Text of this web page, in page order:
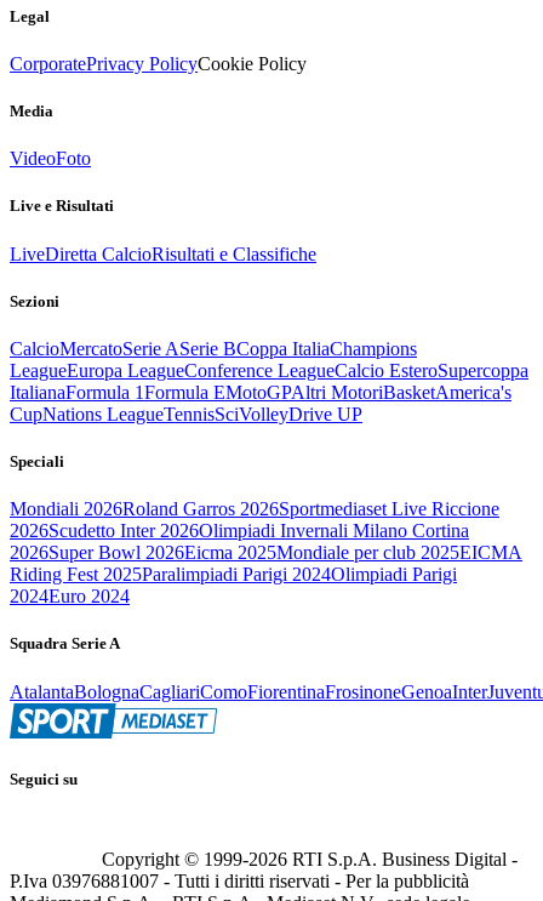
Legal
CorporatePrivacy PolicyCookie Policy
Media
VideoFoto
Live e Risultati
LiveDiretta CalcioRisultati e Classifiche
Sezioni
CalcioMercatoSerie ASerie BCoppa ItaliaChampions
LeagueEuropa LeagueConference LeagueCalcio EsteroSupercoppa
ItalianaFormula 1Formula EMotoGPAltri MotoriBasketAmerica's
CupNations LeagueTennisSciVolleyDrive UP
Speciali
Mondiali 2026Roland Garros 2026Sportmediaset Live Riccione
2026Scudetto Inter 2026Olimpiadi Invernali Milano Cortina
2026Super Bowl 2026Eicma 2025Mondiale per club 2025EICMA
Riding Fest 2025Paralimpiadi Parigi 2024Olimpiadi Parigi
2024Euro 2024
Squadra Serie A
AtalantaBolognaCagliariComoFiorentinaFrosinoneGenoaInter
Seguici su
Copyright © 1999-2026 RTI S.p.A. Business Digital -
P.Iva 03976881007 - Tutti i diritti riservati - Per la pubblicità